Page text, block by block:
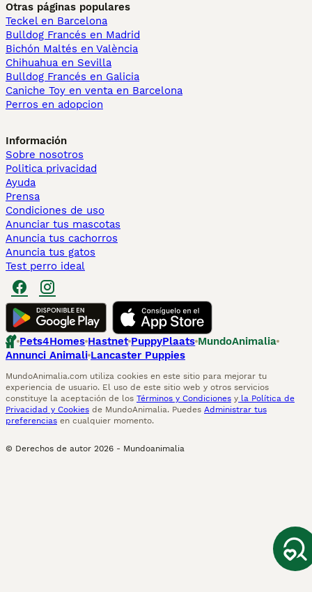
Otras páginas populares
Teckel en Barcelona
Bulldog Francés en Madrid
Bichón Maltés en València
Chihuahua en Sevilla
Bulldog Francés en Galicia
Caniche Toy en venta en Barcelona
Perros en adopcion
Información
Sobre nosotros
Politica privacidad
Ayuda
Prensa
Condiciones de uso
Anunciar tus mascotas
Anuncia tus cachorros
Anuncia tus gatos
Test perro ideal
Pets4Homes Hastnet PuppyPlaats MundoAnimalia
Annunci Animali Lancaster Puppies
MundoAnimalia.com utiliza cookies en este sitio para mejorar tu
experiencia de usuario. El uso de este sitio web y otros servicios
constituye la aceptación de los Términos y Condiciones y la Política de
Privacidad y Cookies de MundoAnimalia. Puedes Administrar tus
preferencias en cualquier momento.
© Derechos de autor 2026 - Mundoanimalia